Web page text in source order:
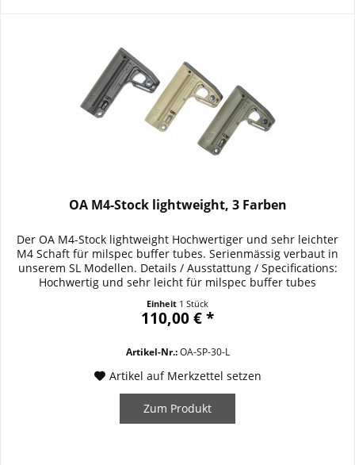
OA M4-Stock lightweight, 3 Farben
Der OA M4-Stock lightweight Hochwertiger und sehr leichter
M4 Schaft für milspec buffer tubes. Serienmässig verbaut in
unserem SL Modellen. Details / Ausstattung / Specifications:
Hochwertig und sehr leicht für milspec buffer tubes
Einheit 1 Stück
110,00 € *
Artikel-Nr.:OA-SP-30-L
Artikel auf Merkzettel setzen
Zum Produkt